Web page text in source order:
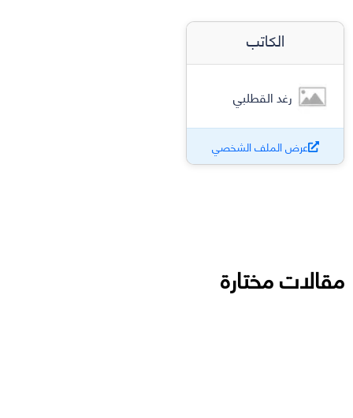
الكاتب
رغد القطلبي
عرض الملف الشخصي
مقالات مختارة